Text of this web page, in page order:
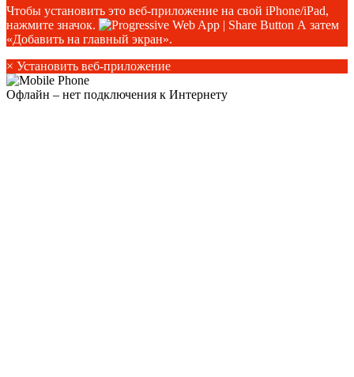
Чтобы установить это веб-приложение на свой iPhone/iPad,
нажмите значок.
А затем
«Добавить на главный экран».
× Установить веб-приложение
Офлайн – нет подключения к Интернету